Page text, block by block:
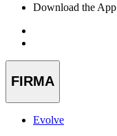
Download the App
FIRMA
Evolve